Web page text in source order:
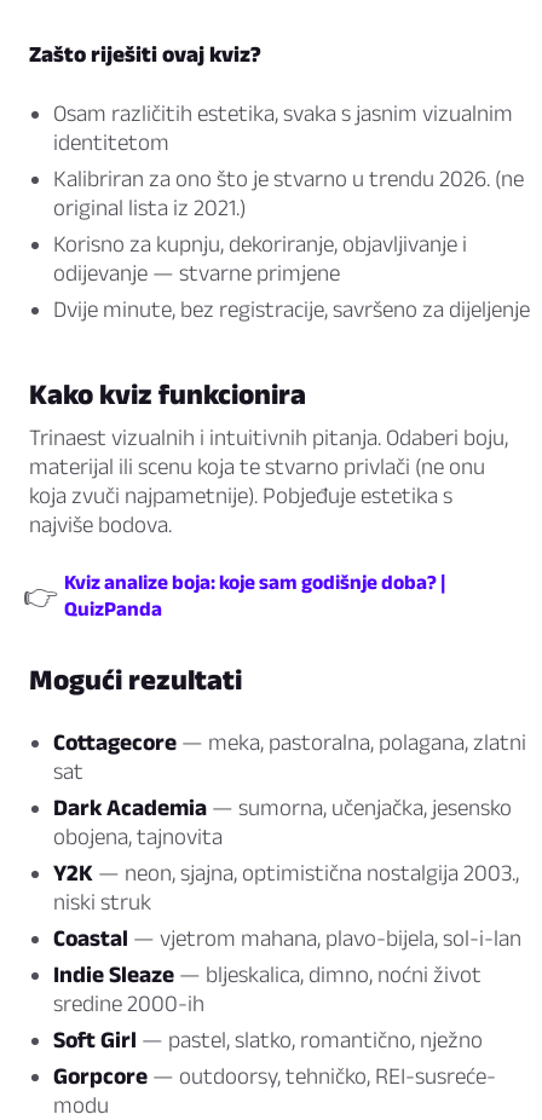
Zašto riješiti ovaj kviz?
Osam različitih estetika, svaka s jasnim vizualnim
identitetom
Kalibriran za ono što je stvarno u trendu 2026. (ne
original lista iz 2021.)
Korisno za kupnju, dekoriranje, objavljivanje i
odijevanje — stvarne primjene
Dvije minute, bez registracije, savršeno za dijeljenje
Kako kviz funkcionira
Trinaest vizualnih i intuitivnih pitanja. Odaberi boju,
materijal ili scenu koja te stvarno privlači (ne onu
koja zvuči najpametnije). Pobjeđuje estetika s
najviše bodova.
👉 Kviz analize boja: koje sam godišnje doba? |
QuizPanda
Mogući rezultati
Cottagecore — meka, pastoralna, polagana, zlatni
sat
Dark Academia — sumorna, učenjačka, jesensko
obojena, tajnovita
Y2K — neon, sjajna, optimistična nostalgija 2003.,
niski struk
Coastal — vjetrom mahana, plavo-bijela, sol-i-lan
Indie Sleaze — bljeskalica, dimno, noćni život
sredine 2000-ih
Soft Girl — pastel, slatko, romantično, nježno
Gorpcore — outdoorsy, tehničko, REI-susreće-
modu